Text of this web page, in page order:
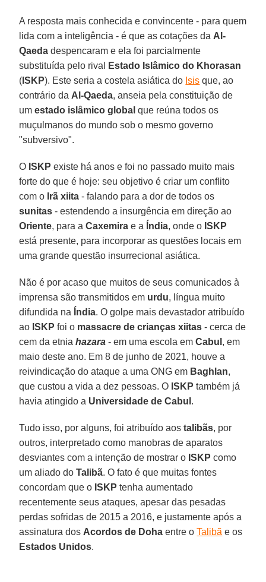
A resposta mais conhecida e convincente - para quem
lida com a inteligência - é que as cotações da Al-
Qaeda despencaram e ela foi parcialmente
substituída pelo rival
Estado Islâmico do Khorasan
( ISKP). Este seria a costela asiática do Isis que, ao
contrário da Al-Qaeda, anseia pela constituição de
umestado islâmico global que reúna todos os
muçulmanos do mundo sob o mesmo governo
"subversivo".
O ISKP existe há anos e foi no passado muito mais
forte do que é hoje: seu objetivo é criar um conflito
com o Irã xiita - falando para a dor de todos os
sunitas - estendendo a insurgência em direção ao
Oriente, para aCaxemira e a Índia, onde o ISKP
está presente, para incorporar as questões locais em
uma grande questão insurrecional asiática.
Não é por acaso que muitos de seus comunicados à
imprensa são transmitidos em urdu, língua muito
difundida na Índia. O golpe mais devastador atribuído
ao ISKP foi o massacre de crianças xiitas - cerca de
cem da etniahazara - em uma escola emCabul , em
maio deste ano. Em 8 de junho de 2021, houve a
reivindicação do ataque a uma ONG em Baghlan,
que custou a vida a dez pessoas. O ISKP também já
havia atingido a Universidade de Cabul .
Tudo isso, por alguns, foi atribuído aostalibãs, por
outros, interpretado como manobras de aparatos
desviantes com a intenção de mostrar o ISKP como
um aliado doTalibã. O fato é que muitas fontes
concordam que o ISKP tenha aumentado
recentemente seus ataques, apesar das pesadas
perdas sofridas de 2015 a 2016, e justamente após a
assinatura dos Acordos de Doha entre oTalibã e os
Estados Unidos.